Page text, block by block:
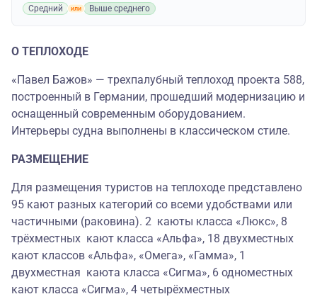
Средний Выше среднего
О ТЕПЛОХОДЕ
«Павел Бажов» — трехпалубный теплоход проекта 588,
построенный в Германии, прошедший модернизацию и
оснащенный современным оборудованием.
Интерьеры судна выполнены в классическом стиле.
РАЗМЕЩЕНИЕ
Для размещения туристов на теплоходе представлено
95 кают разных категорий со всеми удобствами или
частичными (раковина). 2 каюты класса «Люкс», 8
трёхместных кают класса «Альфа», 18 двухместных
кают классов «Альфа», «Омега», «Гамма», 1
двухместная каюта класса «Сигма», 6 одноместных
кают класса «Сигма», 4 четырёхместных